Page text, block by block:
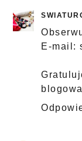
E-mail: